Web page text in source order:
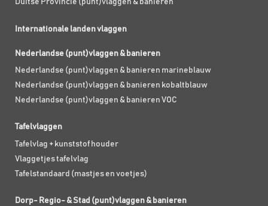
Duitse Provincie (punt)vlaggen & banieren
Internationale landen vlaggen
Nederlandse (punt)vlaggen & banieren
Nederlandse (punt)vlaggen & banieren marineblauw
Nederlandse (punt)vlaggen & banieren kobaltblauw
Nederlandse (punt)vlaggen & banieren VOC
Tafelvlaggen
Tafelvlag + kunststof houder
Vlaggetjes tafelvlag
Tafelstandaard (mastjes en voetjes)
Dorp- Regio- & Stad (punt)vlaggen & banieren